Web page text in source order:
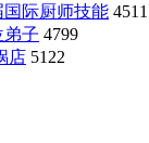
国际厨师技能 4511
弟子 4799
店 5122